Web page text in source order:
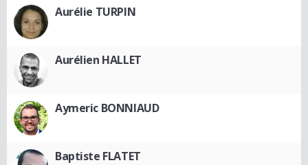
Aurélie TURPIN
Aurélien HALLET
Aymeric BONNIAUD
Baptiste FLATET